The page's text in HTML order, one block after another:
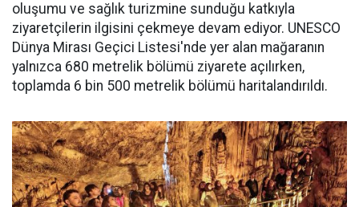
oluşumu ve sağlık turizmine sunduğu katkıyla
ziyaretçilerin ilgisini çekmeye devam ediyor. UNESCO
Dünya Mirası Geçici Listesi'nde yer alan mağaranın
yalnızca 680 metrelik bölümü ziyarete açılırken,
toplamda 6 bin 500 metrelik bölümü haritalandırıldı.